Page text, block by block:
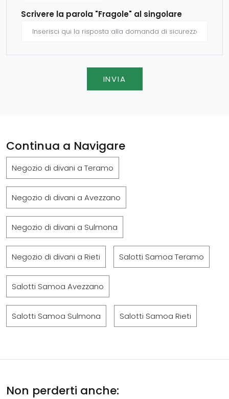
Scrivere la parola "Fragole" al singolare
INVIA
Continua a Navigare
Negozio di divani a Teramo
Negozio di divani a Avezzano
Negozio di divani a Sulmona
Negozio di divani a Rieti Salotti Samoa Teramo
Salotti Samoa Avezzano
Salotti Samoa Sulmona Salotti Samoa Rieti
Non perderti anche: